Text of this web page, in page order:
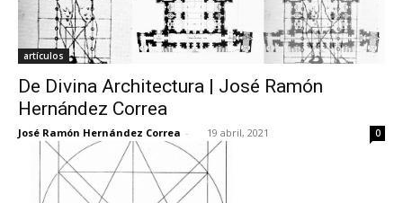
artículos
De Divina Architectura | José Ramón
Hernández Correa
José Ramón Hernández Correa - 19 abril, 2021 0